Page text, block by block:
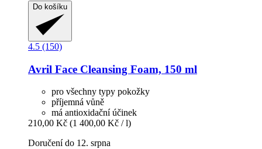
Do košíku
4.5 (150)
Avril Face Cleansing Foam, 150 ml
pro všechny typy pokožky
příjemná vůně
má antioxidační účinek
210,00 Kč (1 400,00 Kč / l)
Doručení do 12. srpna